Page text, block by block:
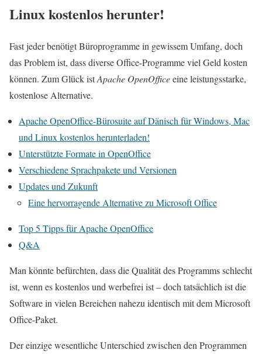
Linux kostenlos herunter!
Fast jeder benötigtBüroprogrammein gewissem Umfang, doch
das Problem ist, dass diverse Office-Programme viel Geld kosten
können. Zum Glück istApache OpenOfficeeine leistungsstarke,
kostenlose Alternative.
Apache OpenOffice-Bürosuite auf Dänisch für Windows, Mac
und Linux kostenlos herunterladen!
Unterstützte Formate in OpenOffice
Verschiedene Sprachpakete und Versionen
Updates und Zukunft
Eine hervorragende Alternative zu Microsoft Office
Top 5 Tipps für Apache OpenOffice
Q&A
Man könnte befürchten, dass die Qualität des Programms schlecht
ist, wenn es kostenlos und werbefrei ist – doch tatsächlich ist die
Software in vielen Bereichen nahezu identisch mit dem Microsoft
Office-Paket.
Der einzige wesentliche Unterschied zwischen den Programmen